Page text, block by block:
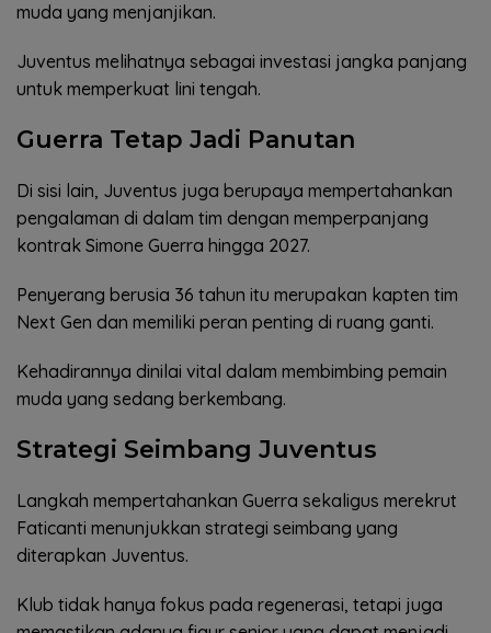
muda yang menjanjikan.
Juventus melihatnya sebagai investasi jangka panjang
untuk memperkuat lini tengah.
Guerra Tetap Jadi Panutan
Di sisi lain, Juventus juga berupaya mempertahankan
pengalaman di dalam tim dengan memperpanjang
kontrak Simone Guerra hingga 2027.
Penyerang berusia 36 tahun itu merupakan kapten tim
Next Gen dan memiliki peran penting di ruang ganti.
Kehadirannya dinilai vital dalam membimbing pemain
muda yang sedang berkembang.
Strategi Seimbang Juventus
Langkah mempertahankan Guerra sekaligus merekrut
Faticanti menunjukkan strategi seimbang yang
diterapkan Juventus.
Klub tidak hanya fokus pada regenerasi, tetapi juga